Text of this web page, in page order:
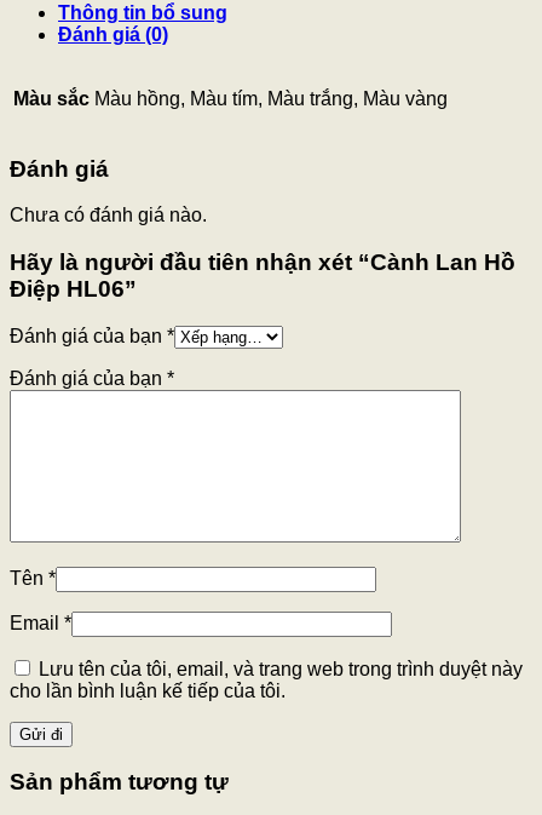
Thông tin bổ sung
Đánh giá (0)
Màu sắc Màu hồng, Màu tím, Màu trắng, Màu vàng
Đánh giá
Chưa có đánh giá nào.
Hãy là người đầu tiên nhận xét “Cành Lan Hồ
Điệp HL06”
Đánh giá của bạn *
Đánh giá của bạn *
Tên *
Email *
Lưu tên của tôi, email, và trang web trong trình duyệt này
cho lần bình luận kế tiếp của tôi.
Sản phẩm tương tự